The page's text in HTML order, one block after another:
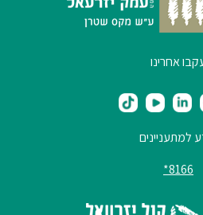
אחרינו
למתעניינים
8166*